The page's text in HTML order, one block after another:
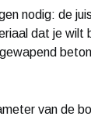
nodig: de
dat je wilt
van de